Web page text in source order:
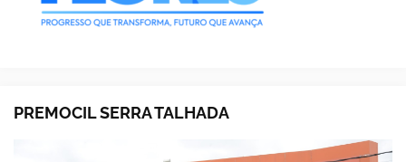
PREMOCIL SERRA TALHADA